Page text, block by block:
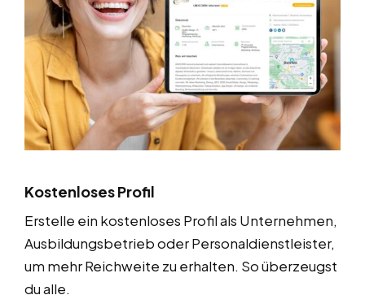
Kostenloses Profil
Erstelle ein kostenloses Profil als Unternehmen,
Ausbildungsbetrieb oder Personaldienstleister,
um mehr Reichweite zu erhalten. So überzeugst
du alle.